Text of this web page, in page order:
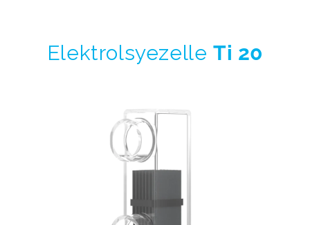
ElektrolsyezelleTi 20